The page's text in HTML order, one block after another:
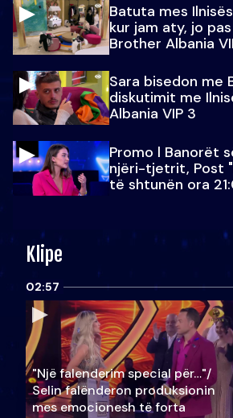
Batuta mes
kur jam aty, jo
Brother Albania
Sara bisedon me
diskutimit me
Albania VIP 3
Promo l Banorët
njëri-tjetrit, Post
të shtunën ora
Klipe
02:57
"Një falenderim special për…"/
Selin falënderon produksionin
mes emocionesh të forta